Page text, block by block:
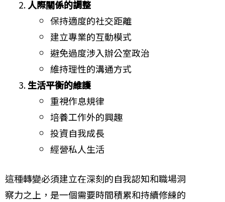
人際關係的調整
保持適度的社交距離
建立專業的互動模式
避免過度涉入辦公室政治
維持理性的溝通方式
生活平衡的維護
重視作息規律
培養工作外的興趣
投資自我成長
經營私人生活
這種轉變必須建立在深刻的自我認知和職場洞
察力之上，是一個需要時間積累和持續修練的